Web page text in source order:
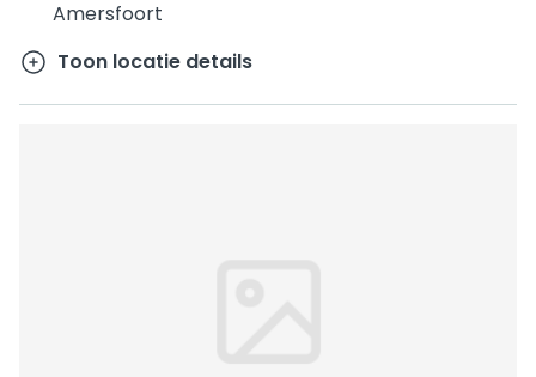
Amersfoort
Toon locatie details